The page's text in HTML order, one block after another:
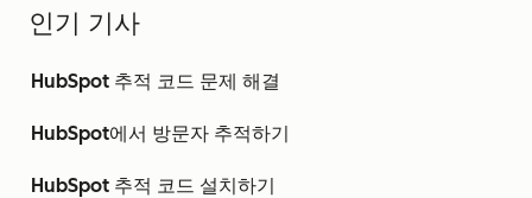
인기 기사
HubSpot 추적 코드 문제 해결
HubSpot에서 방문자 추적하기
HubSpot 추적 코드 설치하기